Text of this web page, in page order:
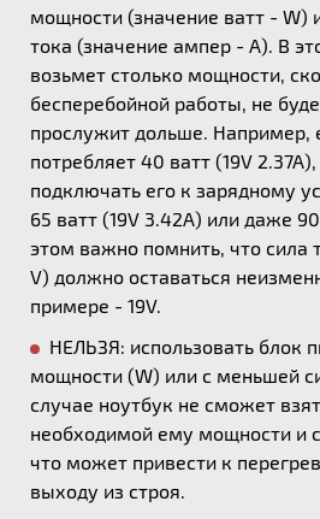
мощности (значение ватт - W)
тока (значение ампер - А). В
возьмет столько мощности,
бесперебойной работы, не
прослужит дольше. Например,
потребляет 40 ватт (19V
подключать его к зарядному
65 ватт (19V 3.42A) или даже
этом важно помнить, что сила
V) должно оставаться
примере - 19V.
НЕЛЬЗЯ: использовать блок
мощности (W) или с меньшей
случае ноутбук не сможет
необходимой ему мощности и
что может привести к
выходу из строя.